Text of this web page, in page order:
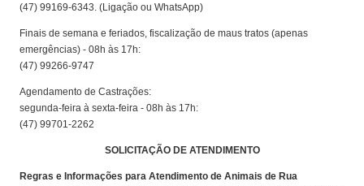
(47) 99169-6343. (Ligação ou WhatsApp)
Finais de semana e feriados, fiscalização de maus tratos (apenas
emergências) - 08h às 17h:
(47) 99266-9747
Agendamento de Castrações:
segunda-feira à sexta-feira - 08h às 17h:
(47) 99701-2262
SOLICITAÇÃO DE ATENDIMENTO
Regras e Informações para Atendimento de Animais de Rua